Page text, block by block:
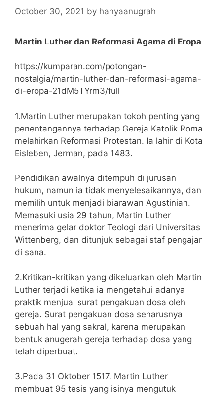
October 30, 2021 by hanyaanugrah
Martin Luther dan Reformasi Agama di Eropa
https://kumparan.com/potongan-
nostalgia/martin-luther-dan-reformasi-agama-
di-eropa-21dM5TYrm3/full
1.Martin Luther merupakan tokoh penting yang
penentangannya terhadap Gereja Katolik Roma
melahirkan Reformasi Protestan. Ia lahir di Kota
Eisleben, Jerman, pada 1483.
Pendidikan awalnya ditempuh di jurusan
hukum, namun ia tidak menyelesaikannya, dan
memilih untuk menjadi biarawan Agustinian.
Memasuki usia 29 tahun, Martin Luther
menerima gelar doktor Teologi dari Universitas
Wittenberg, dan ditunjuk sebagai staf pengajar
di sana.
2.Kritikan-kritikan yang dikeluarkan oleh Martin
Luther terjadi ketika ia mengetahui adanya
praktik menjual surat pengakuan dosa oleh
gereja. Surat pengakuan dosa seharusnya
sebuah hal yang sakral, karena merupakan
bentuk anugerah gereja terhadap dosa yang
telah diperbuat.
3.Pada 31 Oktober 1517, Martin Luther
membuat 95 tesis yang isinya mengutuk